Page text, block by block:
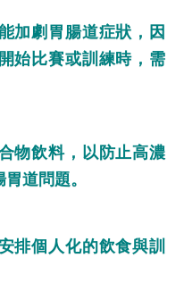
加劇胃腸道症狀，因
始比賽或訓練時，需
物飲料，以防止高濃
道問題。
排個人化的飲食與訓